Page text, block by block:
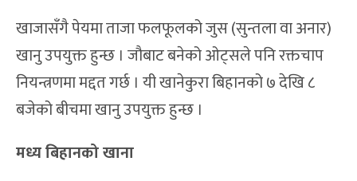
खाजासँगै पेयमा ताजा फलफूलको जुस (सुन्तला वा अनार)
खानु उपयुक्त हुन्छ । जौबाट बनेको ओट्सले पनि रक्तचाप
नियन्त्रणमा मद्दत गर्छ । यी खानेकुरा बिहानको ७ देखि ८
बजेको बीचमा खानु उपयुक्त हुन्छ ।
मध्य बिहानको खाना